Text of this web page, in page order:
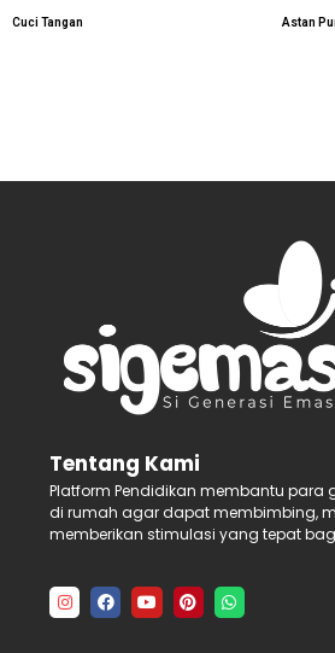
Cuci Tangan Astan
Tentang Kami
Platform Pendidikan membantu para
di rumah agar dapat membimbing,
memberikan stimulasi yang tepat